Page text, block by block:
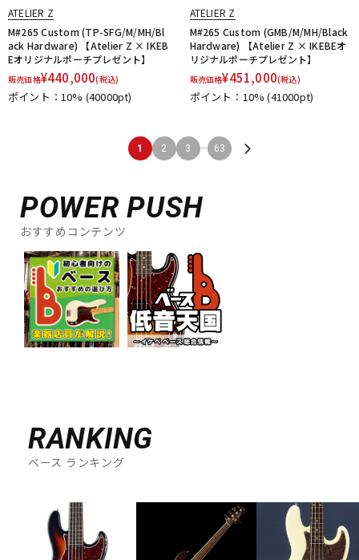
ATELIER Z
M#265 Custom (TP-SFG/M/MH/Bl
ack Hardware) 【Atelier Z × IKEB
Eオリジナルポーチプレゼント】
販売価格¥440,000(税込)
ポイント：10% (40000pt)
ATELIER Z
M#265 Custom (GMB/M/MH/Black
Hardware) 【Atelier Z × IKEBEオ
リジナルポーチプレゼント】
販売価格¥451,000(税込)
ポイント：10%(41000pt)
1 2 3 ... 63
POWER PUSH
おすすめコンテンツ
RANKING
ベース ランキング